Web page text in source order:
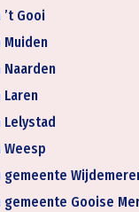
Gooi
Gooise